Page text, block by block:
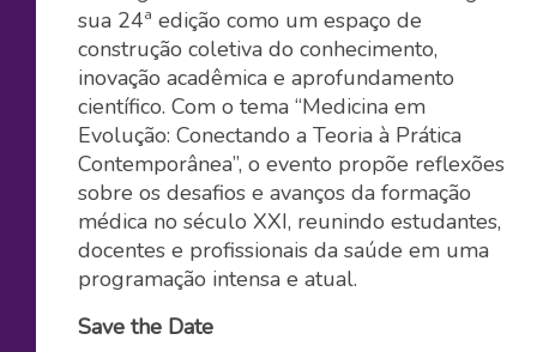
sua 24ª edição como um espaço de
construção coletiva do conhecimento,
inovação acadêmica e aprofundamento
científico. Com o tema “Medicina em
Evolução: Conectando a Teoria à Prática
Contemporânea”, o evento propõe reflexões
sobre os desafios e avanços da formação
médica no século XXI, reunindo estudantes,
docentes e profissionais da saúde em uma
programação intensa e atual.
Save the Date